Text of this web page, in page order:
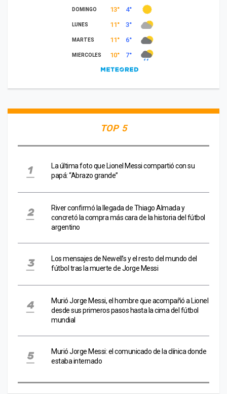
TOP 5
La última foto que Lionel Messi compartió con su
papá: “Abrazo grande”
River confirmó la llegada de Thiago Almada y
concretó la compra más cara de la historia del fútbol
argentino
Los mensajes de Newell’s y el resto del mundo del
fútbol tras la muerte de Jorge Messi
Murió Jorge Messi, el hombre que acompañó a Lionel
desde sus primeros pasos hasta la cima del fútbol
mundial
Murió Jorge Messi: el comunicado de la clínica donde
estaba internado